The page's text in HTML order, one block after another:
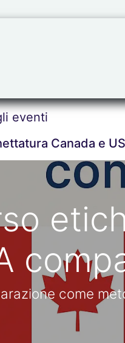
eventi
Canada e
come